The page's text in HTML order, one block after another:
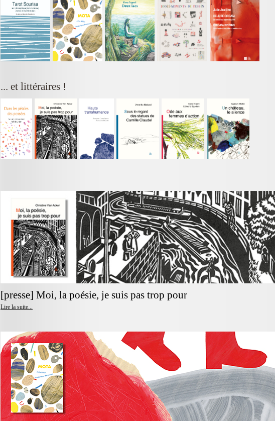
... et littéraires !
[presse] Moi, la poésie, je suis pas trop pour
Lire la suite...